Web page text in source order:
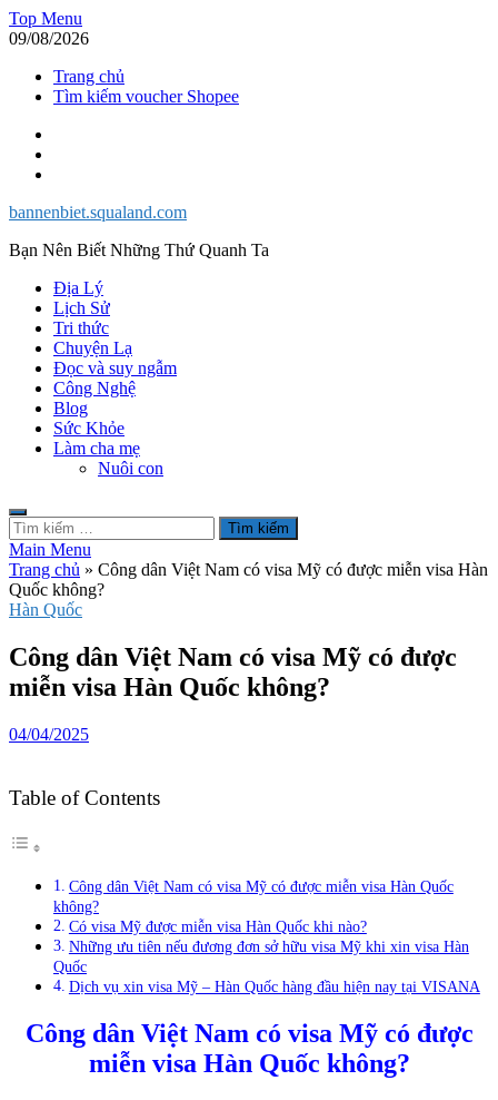
Skip
to
Top Menu
09/08/2026
Trang chủ
Tìm kiếm voucher Shopee
bannenbiet.squaland.com
Bạn Nên Biết Những Thứ Quanh Ta
Địa Lý
Lịch Sử
Tri thức
Chuyện Lạ
Đọc và suy ngẫm
Công Nghệ
Blog
Sức Khỏe
Làm cha mẹ
Nuôi con
Tìm
kiếm
cho:
Main Menu
Trang chủ » Công dân Việt Nam có visa Mỹ có được miễn visa Hàn
Quốc không?
Hàn Quốc
Công dân Việt Nam có visa Mỹ có được
miễn visa Hàn Quốc không?
04/04/2025
Table of Contents
Công dân Việt Nam có visa Mỹ có được miễn visa Hàn Quốc
không?
Có visa Mỹ được miễn visa Hàn Quốc khi nào?
Những ưu tiên nếu đương đơn sở hữu visa Mỹ khi xin visa Hàn
Quốc
Dịch vụ xin visa Mỹ – Hàn Quốc hàng đầu hiện nay tại VISANA
Công dân Việt Nam có visa Mỹ có được
miễn visa Hàn Quốc không?